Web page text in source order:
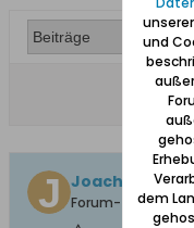
Joachim
Forum-
und
dem